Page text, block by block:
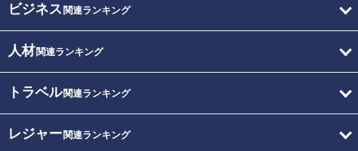
ビジネス 関連ランキング
人材関連ランキング
トラベル関連ランキング
レジャー関連ランキング